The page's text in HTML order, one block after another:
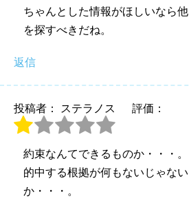
ちゃんとした情報がほしいなら他
を探すべきだね。
返信
投稿者： ステラノス 評価：
約束なんてできるものか・・・。
的中する根拠が何もないじゃない
か・・・。